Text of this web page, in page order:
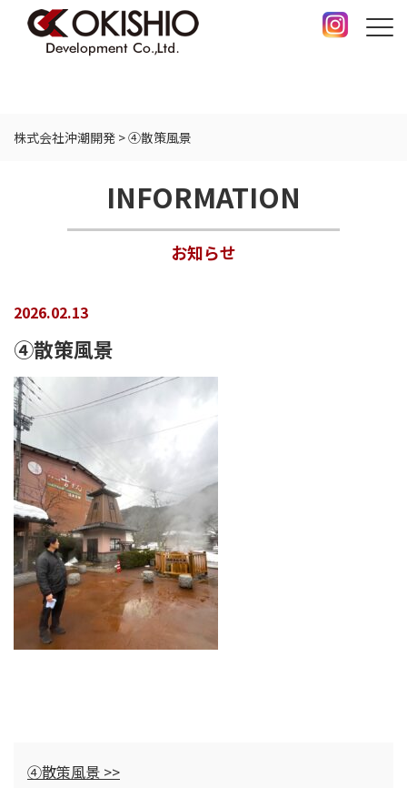
株式会社沖潮開発 >④散策風景
INFORMATION
お知らせ
2026.02.13
④散策風景
④散策風景 >>